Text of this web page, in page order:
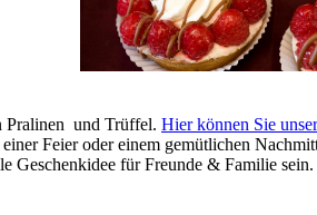
Pralinen und Trüffel. Hier können Sie
Feier oder einem gemütlichen
Geschenkidee für Freunde & Familie sein.